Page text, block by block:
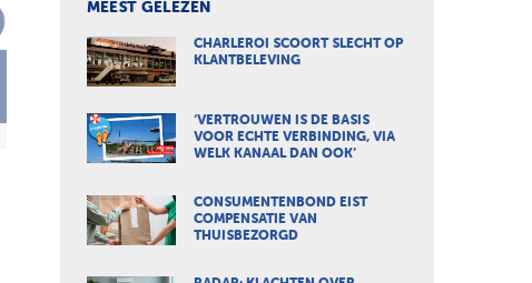
MEEST GELEZEN
CHARLEROI SCOORT SLECHT OP
KLANTBELEVING
‘VERTROUWEN IS DE BASIS
VOOR ECHTE VERBINDING, VIA
WELK KANAAL DAN OOK’
CONSUMENTENBOND EIST
COMPENSATIE VAN
THUISBEZORGD